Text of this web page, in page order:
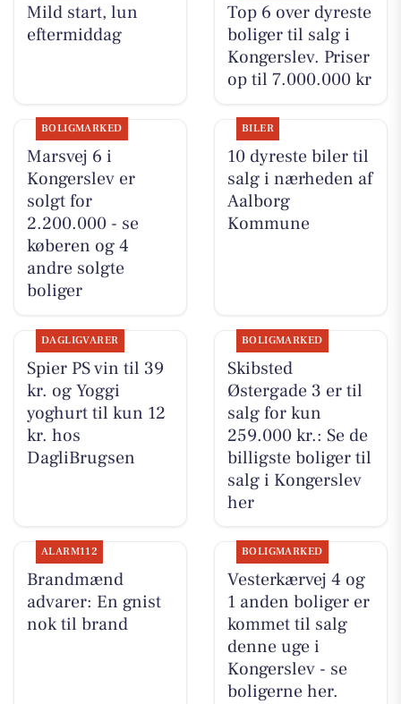
Mild start, lun
eftermiddag
Top 6 over dyreste
boliger til salg i
Kongerslev. Priser
op til 7.000.000 kr
BOLIGMARKED
Marsvej 6 i
Kongerslev er
solgt for
2.200.000 - se
køberen og 4
andre solgte
boliger
BILER
10 dyreste biler til
salg i nærheden af
Aalborg
Kommune
DAGLIGVARER
Spier PS vin til 39
kr. og Yoggi
yoghurt til kun 12
kr. hos
DagliBrugsen
BOLIGMARKED
Skibsted
Østergade 3 er til
salg for kun
259.000 kr.: Se de
billigste boliger til
salg i Kongerslev
her
ALARM112
Brandmænd
advarer: En gnist
nok til brand
BOLIGMARKED
Vesterkærvej 4 og
1 anden boliger er
kommet til salg
denne uge i
Kongerslev - se
boligerne her.